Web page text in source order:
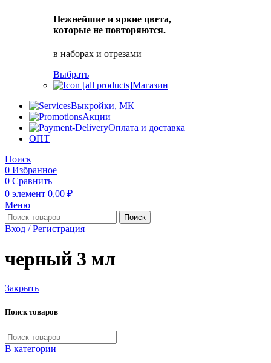
Нежнейшие и яркие цвета,
которые не повторяются.
в наборах и отрезами
Выбрать
Магазин
Выкройки, МК
Акции
Оплата и доставка
ОПТ
Поиск
0 Избранное
0 Сравнить
0 элемент 0,00 ₽
Меню
Поиск
Вход / Регистрация
черный 3 мл
Закрыть
Поиск товаров
В категории